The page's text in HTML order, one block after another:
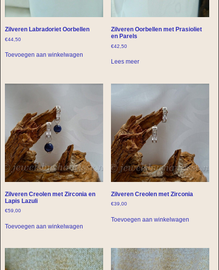
Zilveren Labradoriet Oorbellen
€44,50
Toevoegen aan winkelwagen
Zilveren Oorbellen met Prasioliet
en Parels
€42,50
Lees meer
Zilveren Creolen met Zirconia en
Lapis Lazuli
€59,00
Toevoegen aan winkelwagen
Zilveren Creolen met Zirconia
€39,00
Toevoegen aan winkelwagen